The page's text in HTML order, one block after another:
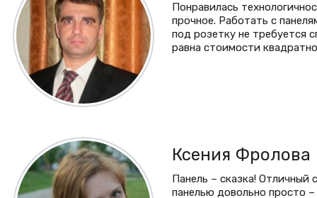
Понравилась
прочное. Работать с
под розетку не требуется
равна стоимости
Ксения Фролова
Панель – сказка! Отличный
панелью довольно просто